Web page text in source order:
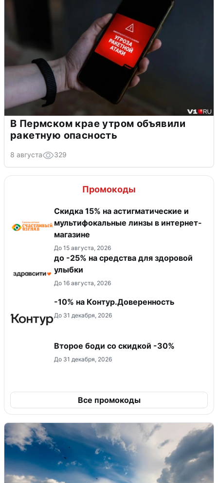
В Пермском крае утром объявили
ракетную опасность
8 августа 329
Промокоды
Скидка 15% на астигматические и
мультифокальные линзы в интернет-
магазине
До 15 августа, 2026
до -25% на средства для здоровой
улыбки
До 16 августа, 2026
-10% на Контур.Доверенность
До 31 декабря, 2026
Второе боди со скидкой -30%
До 31 декабря, 2026
Все промокоды